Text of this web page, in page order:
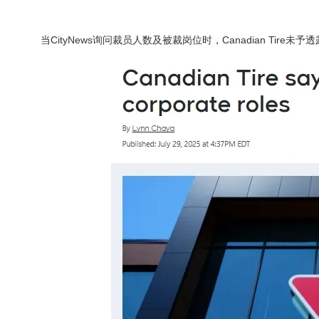
当CityNews询问裁员人数及被裁岗位时，Canadian Tire未予透